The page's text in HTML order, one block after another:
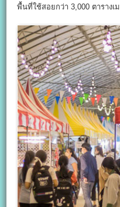
พื้นที่ใช้สอยกว่า 3,000 ตารางเ